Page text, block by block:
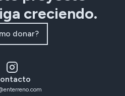
creciendo.
donar?